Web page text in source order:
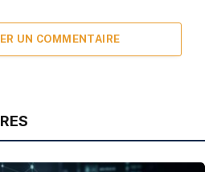
UN COMMENTAIRE